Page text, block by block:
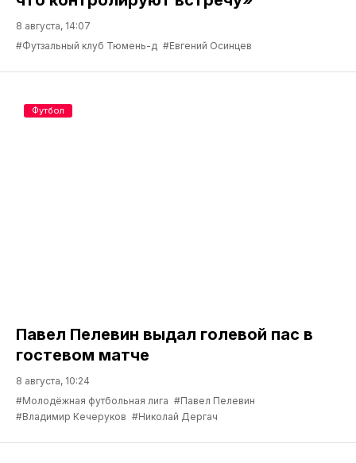
8 августа, 14:07
#Футзальный клуб Тюмень-д #Евгений Осинцев
Павел Пелевин выдал голевой пас в
гостевом матче
8 августа, 10:24
#Молодёжная футбольная лига #Павел Пелевин
#Владимир Кечеруков #Николай Дергач
Футбол